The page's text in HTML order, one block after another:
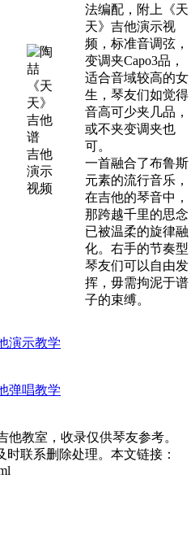
法编配，附上《天
天》吉他演示视
频，标准音调弦，
变调夹Capo3品，
适合音域较高的女
生，琴友们如觉得
音高可少夹几品，
或不夹变调夹也
可。
一首融合了布鲁斯
元素的流行音乐，
在吉他的琴音中，
那跨越千里的思念
已被温柔的旋律融
化。右手的节奏型
琴友们可以自由发
挥，毋需拘泥于谱
子的束缚。
他教室，收录仅供琴友参考。
联系删除处理。本文链接：